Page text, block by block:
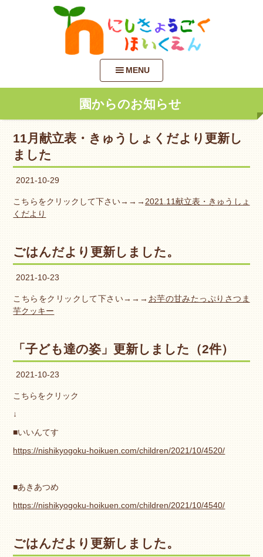
MENU
園からのお知らせ
11月献立表・きゅうしょくだより更新し
ました
2021-10-29
こちらをクリックして下さい→→→2021.11献立表・きゅうしょ
くだより
ごはんだより更新しました。
2021-10-23
こちらをクリックして下さい→→→ お芋の甘みたっぷりさつま
芋クッキー
「子ども達の姿」更新しました（2件）
2021-10-23
こちらをクリック
↓
■いいんてす
https://nishikyogoku-hoikuen.com/children/2021/10/4520/
■あきあつめ
https://nishikyogoku-hoikuen.com/children/2021/10/4540/
ごはんだより更新しました。